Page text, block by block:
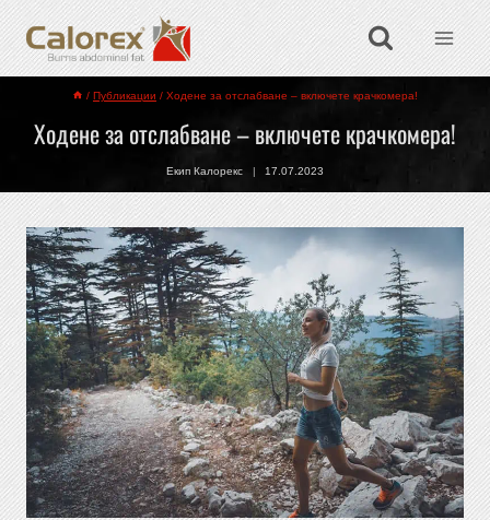
/ Публикации / Ходене за отслабване – включете крачкомера!
Ходене за отслабване – включете крачкомера!
Екип Калорекс 17.07.2023